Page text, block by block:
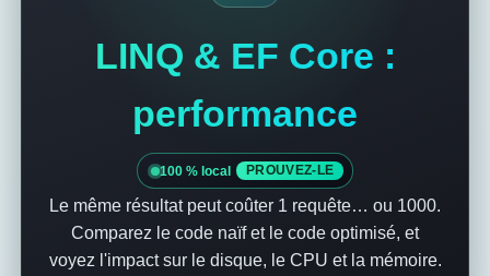
LINQ & EF Core :
performance
100 % local PROUVEZ-LE
Le même résultat peut coûter 1 requête… ou 1000.
Comparez le code naïf et le code optimisé, et
voyez l'impact sur le disque, le CPU et la mémoire.